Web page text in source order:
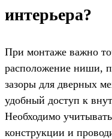
интерьера?
При монтаже важно
расположение ниши,
зазоры для дверных
удобный доступ к
Необходимо
конструкции и